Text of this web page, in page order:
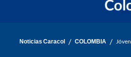
Noticias Caracol / COLOMBIA /